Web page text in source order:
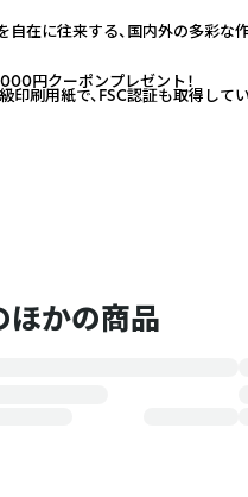
在に往来する、国内外の多彩な
刷用紙で、FSC認証も取得して
ほかの商品
円クーポンプレゼント！